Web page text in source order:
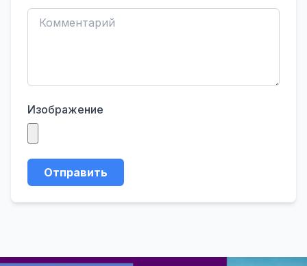
Изображение
Отправить